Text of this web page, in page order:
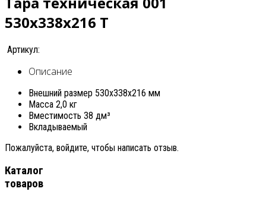
530x338x216 T
Артикул:
Описание
Внешний размер 530х338х216 мм
Масса 2,0 кг
Вместимость 38 дм³
Вкладываемый
Пожалуйста, войдите, чтобы написать отзыв.
Каталог
товаров